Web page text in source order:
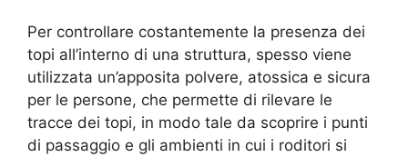
Per controllare costantemente la presenza dei
topi all’interno di una struttura, spesso viene
utilizzata un’apposita polvere, atossica e sicura
per le persone, che permette di rilevare le
tracce dei topi, in modo tale da scoprire i punti
di passaggio e gli ambienti in cui i roditori si